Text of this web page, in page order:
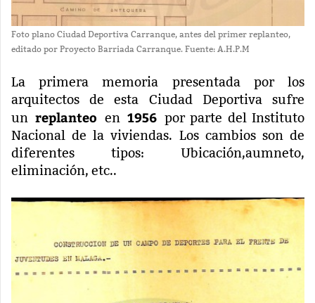
Foto plano Ciudad Deportiva Carranque, antes del primer replanteo,
editado por Proyecto Barriada Carranque. Fuente: A.H.P.M
La primera memoria presentada por los
arquitectos de esta Ciudad Deportiva sufre
unreplanteo en1956 por parte del Instituto
Nacional de la viviendas. Los cambios son de
diferentes tipos: Ubicación,aumneto,
eliminación, etc..